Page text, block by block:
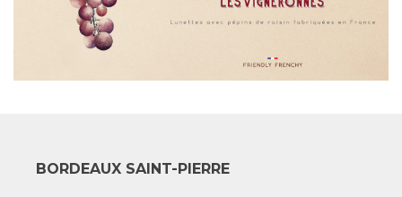
BORDEAUX SAINT-PIERRE